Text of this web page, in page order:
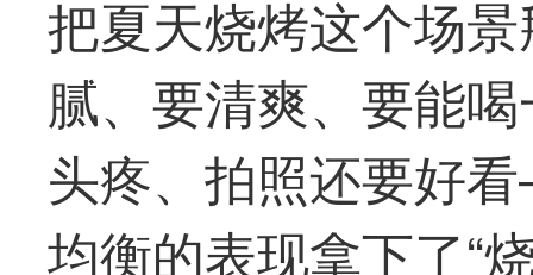
把夏天烧烤这个场
腻、要清爽、要能
头疼、拍照还要好
均衡的表现拿下了“